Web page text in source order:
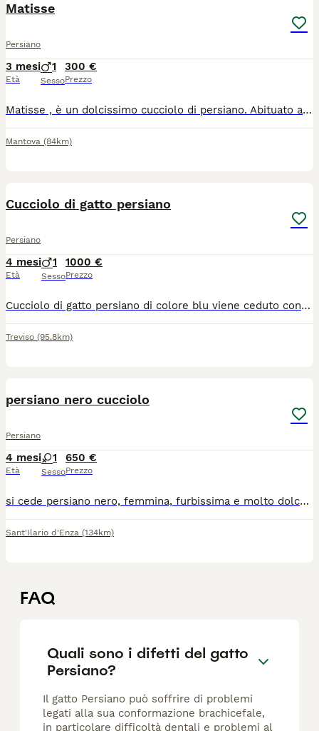
Matisse
Persiano
3 mesi
Età
1
Sesso
300 €
Prezzo
Matisse , è un dolcissimo cucciolo di persiano. Abituato alla lettiera e al tiragraffi. Cresciuto in ambiente domestico con la mamma e i fratellini. Si cede sverminato,vaccinato e svezzato
Mantova (84km)
Cucciolo di gatto persiano
Persiano
4 mesi
Età
1
Sesso
1000 €
Prezzo
Cucciolo di gatto persiano di colore blu viene ceduto con vaccinazioni fatte genitori testati fiv felv pkd e pra e disponibile da o primi di agosto carattere dolcissimo viene ceduto da compagnia
Treviso (95.8km)
persiano nero cucciolo
Persiano
4 mesi
Età
1
Sesso
650 €
Prezzo
si cede persiano nero, femmina, furbissima e molto dolce. vaccinata sverminata con trattamento antipulci. Genitori testati fiv/felv pkd visibili.
Sant'Ilario d'Enza (134km)
FAQ
Quali sono i difetti del gatto
Persiano?
Il gatto Persiano può soffrire di problemi
legati alla sua conformazione brachicefale,
in particolare difficoltà dentali e problemi al